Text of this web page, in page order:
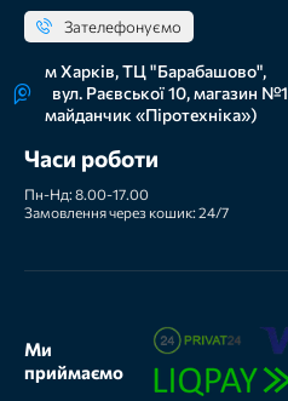
Зателефонуємо
м Харків, ТЦ "Барабашово",
вул. Раєвської 10, магазин №1
майданчик «Піротехніка»)
Часи роботи
Пн-Нд: 8.00-17.00
Замовлення через кошик: 24/7
Ми
приймаємо